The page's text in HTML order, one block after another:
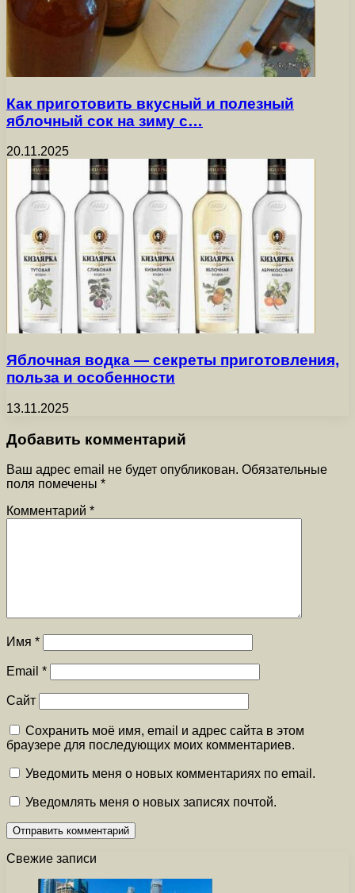
Как приготовить вкусный и полезный
яблочный сок на зиму с…
20.11.2025
Яблочная водка — секреты приготовления,
польза и особенности
13.11.2025
Добавить комментарий
Ваш адрес email не будет опубликован. Обязательные
поля помечены *
Комментарий *
Имя *
Email *
Сайт
Сохранить моё имя, email и адрес сайта в этом
браузере для последующих моих комментариев.
Уведомить меня о новых комментариях по email.
Уведомлять меня о новых записях почтой.
Свежие записи